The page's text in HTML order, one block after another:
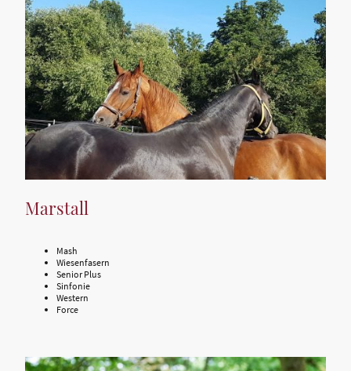
Marstall
Mash
Wiesenfasern
Senior Plus
Sinfonie
Western
Force